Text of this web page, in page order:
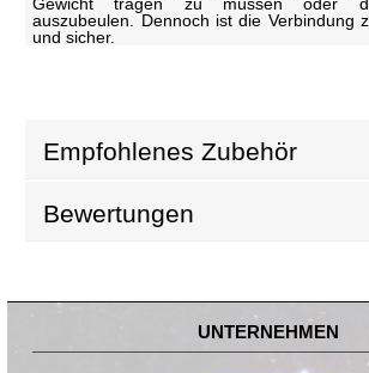
Gewicht tragen zu müssen oder
auszubeulen. Dennoch ist die Verbindung
und sicher.
Empfohlenes Zubehör
Bewertungen
UNTERNEHMEN